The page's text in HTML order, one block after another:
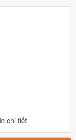
chi tiết